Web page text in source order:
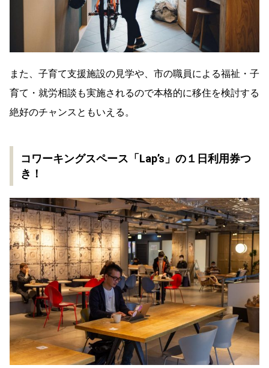
また、子育て支援施設の見学や、市の職員による福祉・子
育て・就労相談も実施されるので本格的に移住を検討する
絶好のチャンスともいえる。
コワーキングスペース「Lap’s」の１日利用券つ
き！